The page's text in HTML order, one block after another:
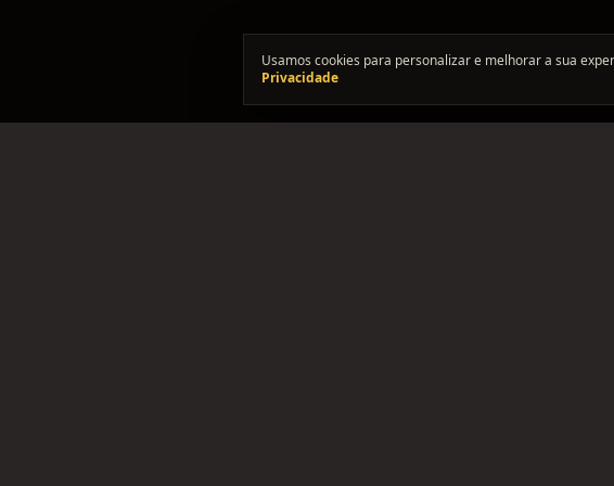
Usamos cookies para personalizar e melhorar a sua
Privacidade